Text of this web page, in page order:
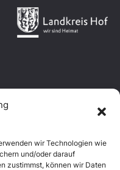
wir Technologien wie
und/oder darauf
zustimmst, können wir Daten